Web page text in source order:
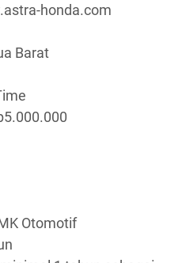
honda.com
Barat
Otomotif